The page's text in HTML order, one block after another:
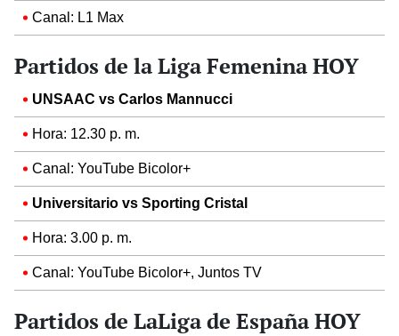
Canal: L1 Max
Partidos de la Liga Femenina HOY
UNSAAC vs Carlos Mannucci
Hora: 12.30 p. m.
Canal: YouTube Bicolor+
Universitario vs Sporting Cristal
Hora: 3.00 p. m.
Canal: YouTube Bicolor+, Juntos TV
Partidos de LaLiga de España HOY